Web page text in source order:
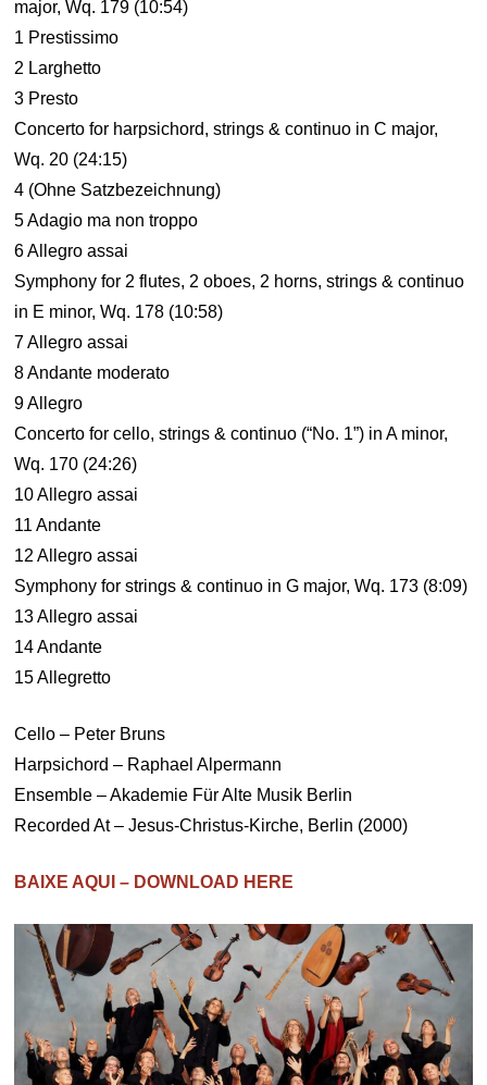
major, Wq. 179 (10:54)
1 Prestissimo
2 Larghetto
3 Presto
Concerto for harpsichord, strings & continuo in C major,
Wq. 20 (24:15)
4 (Ohne Satzbezeichnung)
5 Adagio ma non troppo
6 Allegro assai
Symphony for 2 flutes, 2 oboes, 2 horns, strings & continuo
in E minor, Wq. 178 (10:58)
7 Allegro assai
8 Andante moderato
9 Allegro
Concerto for cello, strings & continuo (“No. 1”) in A minor,
Wq. 170 (24:26)
10 Allegro assai
11 Andante
12 Allegro assai
Symphony for strings & continuo in G major, Wq. 173 (8:09)
13 Allegro assai
14 Andante
15 Allegretto
Cello – Peter Bruns
Harpsichord – Raphael Alpermann
Ensemble – Akademie Für Alte Musik Berlin
Recorded At – Jesus-Christus-Kirche, Berlin (2000)
BAIXE AQUI – DOWNLOAD HERE